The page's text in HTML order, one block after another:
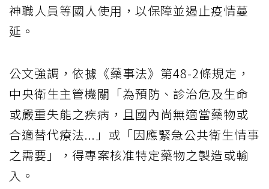
神職人員等國人使用，以保障並遏止疫情蔓
延。
公文強調，依據《藥事法》第48-2條規定，
中央衛生主管機關「為預防、診治危及生命
或嚴重失能之疾病，且國內尚無適當藥物或
合適替代療法...」或「因應緊急公共衛生情事
之需要」，得專案核准特定藥物之製造或輸
入。